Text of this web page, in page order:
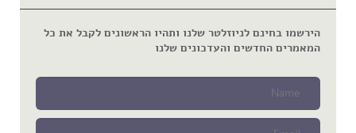
הירשמו בחינם לניוזלטר שלנו ותהיו הראשונים לקבל את כל
המאמרים החדשים והעדכונים שלנו